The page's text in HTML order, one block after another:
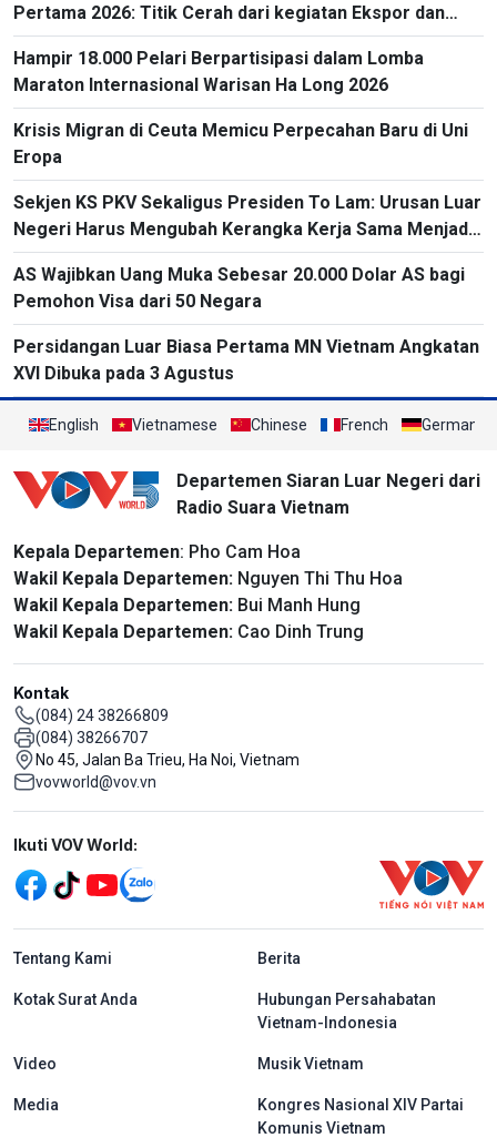
Pertama 2026: Titik Cerah dari kegiatan Ekspor dan
Impor
Hampir 18.000 Pelari Berpartisipasi dalam Lomba
Maraton Internasional Warisan Ha Long 2026
Krisis Migran di Ceuta Memicu Perpecahan Baru di Uni
Eropa
Sekjen KS PKV Sekaligus Presiden To Lam: Urusan Luar
Negeri Harus Mengubah Kerangka Kerja Sama Menjadi
Proyek-Proyek Konkret dan Menganggap Efektivitas
yang Substansial sebagai Tolok Ukur
AS Wajibkan Uang Muka Sebesar 20.000 Dolar AS bagi
Pemohon Visa dari 50 Negara
Persidangan Luar Biasa Pertama MN Vietnam Angkatan
XVI Dibuka pada 3 Agustus
English Vietnamese Chinese French German
Departemen Siaran Luar Negeri dari
Radio Suara Vietnam
Kepala Departemen: Pho Cam Hoa
Wakil Kepala Departemen: Nguyen Thi Thu Hoa
Wakil Kepala Departemen: Bui Manh Hung
Wakil Kepala Departemen: Cao Dinh Trung
Kontak
(084) 24 38266809
(084) 38266707
No 45, Jalan Ba Trieu, Ha Noi, Vietnam
vovworld@vov.vn
Mạng xã hội
Ikuti VOV World:
menu footer tiếng Indo
Tentang Kami Berita
Kotak Surat Anda
Hubungan Persahabatan
Vietnam-Indonesia
Video Musik Vietnam
Media
Kongres Nasional XIV Partai
Komunis Vietnam